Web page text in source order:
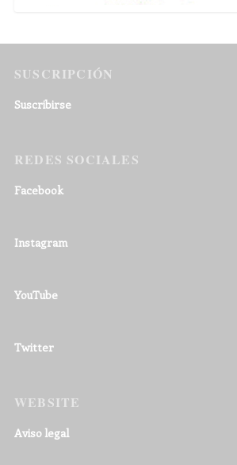
SUSCRIPCIÓN
Suscribirse
REDES SOCIALES
Facebook
Instagram
YouTube
Twitter
WEBSITE
Aviso legal